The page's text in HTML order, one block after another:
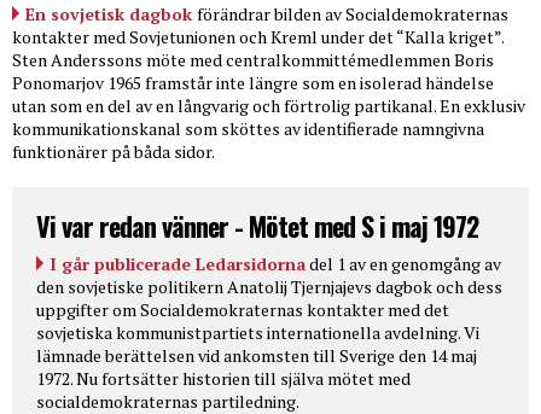
En sovjetisk dagbok förändrar bilden av Socialdemokraternas
kontakter med Sovjetunionen och Kreml under det “Kalla kriget”.
Sten Anderssons möte med centralkommittémedlemmen Boris
Ponomarjov 1965 framstår inte längre som en isolerad händelse
utan som en del av en långvarig och förtrolig partikanal. En exklusiv
kommunikationskanal som sköttes av identifierade namngivna
funktionärer på båda sidor.
Vi var redan vänner - Mötet med S i maj 1972
I går publicerade Ledarsidornadel 1 av en genomgång av
den sovjetiske politikern Anatolij Tjernjajevs dagbok och dess
uppgifter om Socialdemokraternas kontakter med det
sovjetiska kommunistpartiets internationella avdelning. Vi
lämnade berättelsen vid ankomsten till Sverige den 14 maj
1972. Nu fortsätter historien till själva mötet med
socialdemokraternas partiledning.